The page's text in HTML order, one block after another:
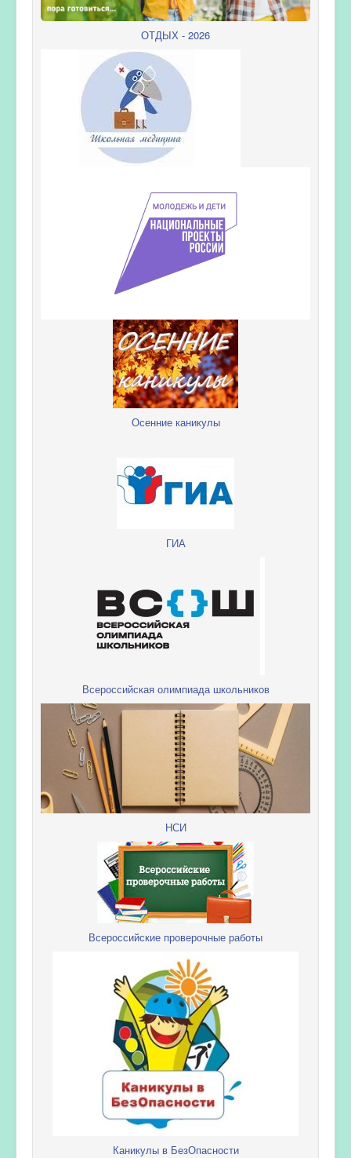
ОТДЫХ - 2026
Осенние каникулы
ГИА
Всероссийская олимпиада школьников
НСИ
Всероссийские проверочные работы
Каникулы в БезОпасности